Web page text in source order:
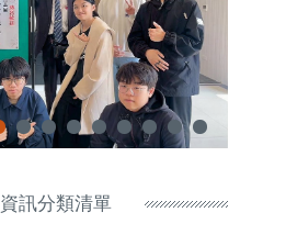
資訊分類清單